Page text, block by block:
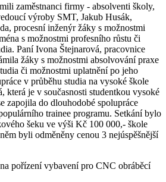
zaměstnanci firmy ‑ absolventi školy,
výroby SMT, Jakub Husák,
procesní inženýr žáky s možnostmi
s možnostmi profesního růstu či
Paní Ivona Štejnarová, pracovnice
žáky s možnostmi absolvování praxe
či možnostmi uplatnění po jeho
v průběhu studia na vysoké škole
která je v současnosti studentkou vysoké
zapojila do dlouhodobé spolupráce
trainee programu. Setkání bylo
šeku ve výši Kč 100 000,- škole
byli odměněny cenou 3 nejúspěšnější
pořízení vybavení pro CNC obráběcí